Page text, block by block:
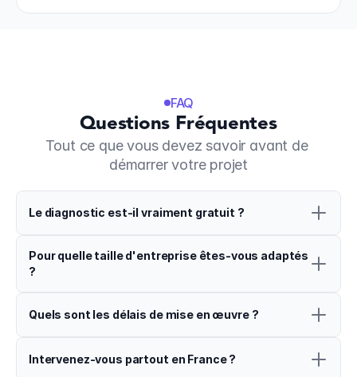
FAQ
Questions Fréquentes
Tout ce que vous devez savoir avant de
démarrer votre projet
Le diagnostic est-il vraiment gratuit ?
Pour quelle taille d'entreprise êtes-vous adaptés
?
Quels sont les délais de mise en œuvre ?
Intervenez-vous partout en France ?